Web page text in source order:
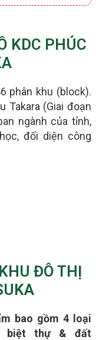
KDC PHÚC
phân khu (block).
Takara (Giai đoạn
ngành của tỉnh,
đối diện công
ĐÔ THỊ
bao gồm 4 loại
biệt thự & đất